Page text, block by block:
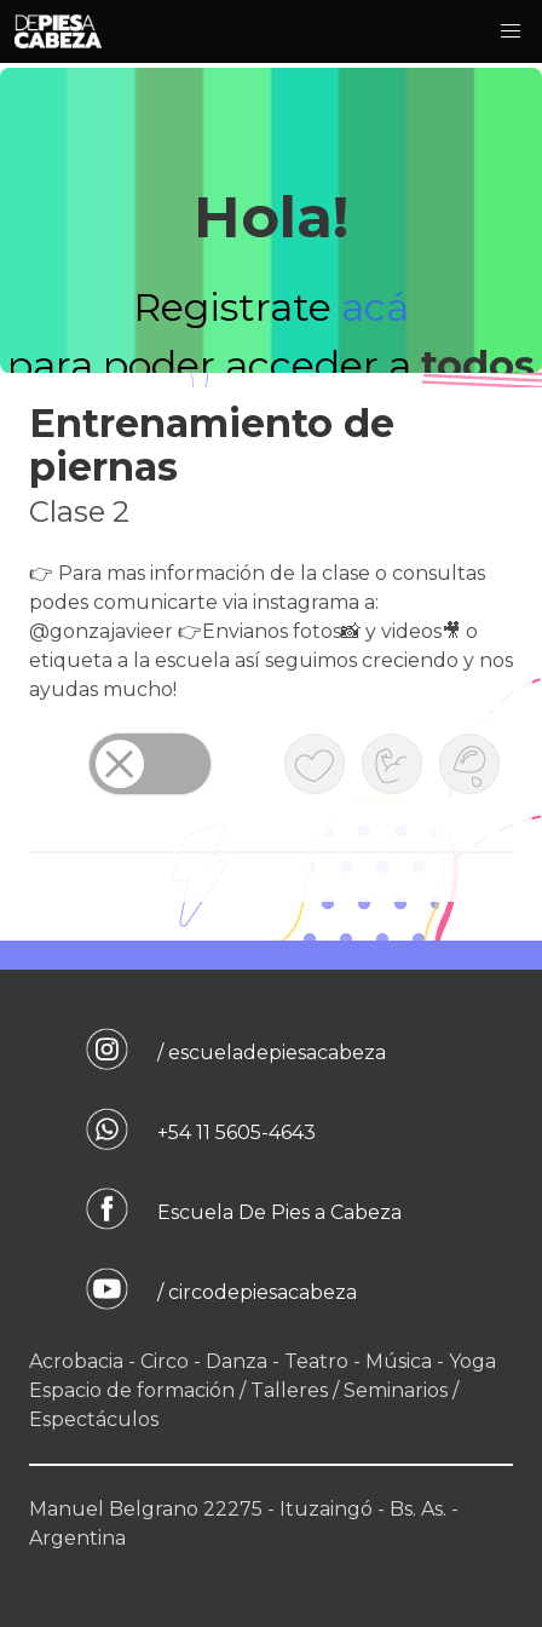
Hola!
Registrate acá
para poder acceder atodos
los videos!
Entrenamiento de
piernas
Clase 2
👉 Para mas información de la clase o consultas
podes comunicarte via instagrama a:
@gonzajavieer 👉Envianos fotos📸 y videos🎥 o
etiqueta a la escuela así seguimos creciendo y nos
ayudas mucho!
/ escueladepiesacabeza
+54 11 5605-4643
Escuela De Pies a Cabeza
/ circodepiesacabeza
Acrobacia - Circo - Danza - Teatro - Música - Yoga
Espacio de formación / Talleres / Seminarios /
Espectáculos
Manuel Belgrano 22275 - Ituzaingó - Bs. As. -
Argentina